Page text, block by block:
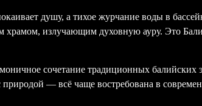
душу, а тихое журчание воды в
храмом, излучающим духовную ауру. Это
сочетание традиционных балийских
— всё чаще востребована в